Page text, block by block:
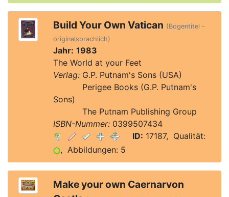
Build Your Own Vatican (Bogentitel -
originalsprachlich)
Jahr: 1983
The World at your Feet
Verlag:G.P. Putnam's Sons (USA)
Perigee Books (G.P. Putnam's
Sons)
The Putnam Publishing Group
ISBN-Nummer:0399507434
ID: 17187, Qualität:
, Abbildungen: 5
Make your own Caernarvon